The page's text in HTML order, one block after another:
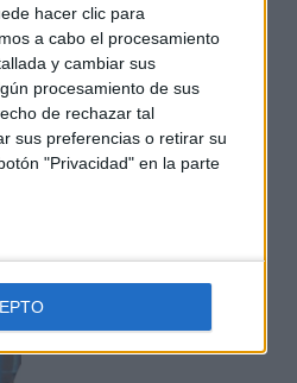
hacer clic para
a cabo el procesamiento
y cambiar sus
procesamiento de sus
de rechazar tal
sus preferencias o retirar su
"Privacidad" en la parte